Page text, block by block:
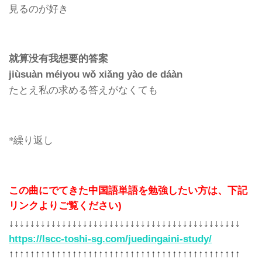
見るのが好き
就算没有我想要的答案
jiùsuàn méiyou wǒ xiǎng yào de dáàn
たとえ私の求める答えがなくても
*繰り返し
この曲にでてきた中国語単語を勉強したい方は、下記
リンクよりご覧ください)
↓↓↓↓↓↓↓↓↓↓↓↓↓↓↓↓↓↓↓↓↓↓↓↓↓↓↓↓↓↓↓↓↓↓↓↓↓↓↓↓↓↓↓↓
https://lscc-toshi-sg.com/juedingaini-study/
↑↑↑↑↑↑↑↑↑↑↑↑↑↑↑↑↑↑↑↑↑↑↑↑↑↑↑↑↑↑↑↑↑↑↑↑↑↑↑↑↑↑↑↑